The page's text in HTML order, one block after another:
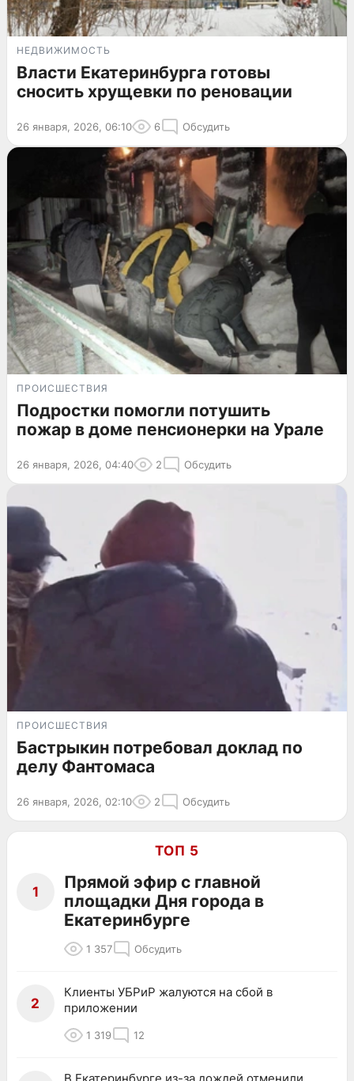
НЕДВИЖИМОСТЬ
Власти Екатеринбурга готовы
сносить хрущевки по реновации
26 января, 2026, 06:10 6 Обсудить
ПРОИСШЕСТВИЯ
Подростки помогли потушить
пожар в доме пенсионерки на Урале
26 января, 2026, 04:40 2 Обсудить
ПРОИСШЕСТВИЯ
Бастрыкин потребовал доклад по
делу Фантомаса
26 января, 2026, 02:10 2 Обсудить
ТОП 5
1
Прямой эфир с главной
площадки Дня города в
Екатеринбурге
1 357 Обсудить
2
Клиенты УБРиР жалуются на сбой в
приложении
1 319 12